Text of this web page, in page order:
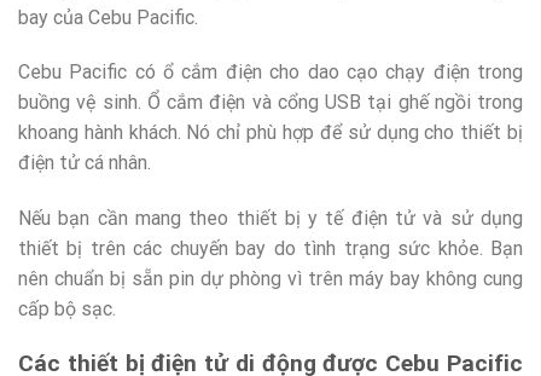
bay của Cebu Pacific.
Cebu Pacific có ổ cắm điện cho dao cạo chạy điện trong
buồng vệ sinh. Ổ cắm điện và cổng USB tại ghế ngồi trong
khoang hành khách. Nó chỉ phù hợp để sử dụng cho thiết bị
điện tử cá nhân.
Nếu bạn cần mang theo thiết bị y tế điện tử và sử dụng
thiết bị trên các chuyến bay do tình trạng sức khỏe. Bạn
nên chuẩn bị sẵn pin dự phòng vì trên máy bay không cung
cấp bộ sạc.
Các thiết bị điện tử di động được Cebu Pacific